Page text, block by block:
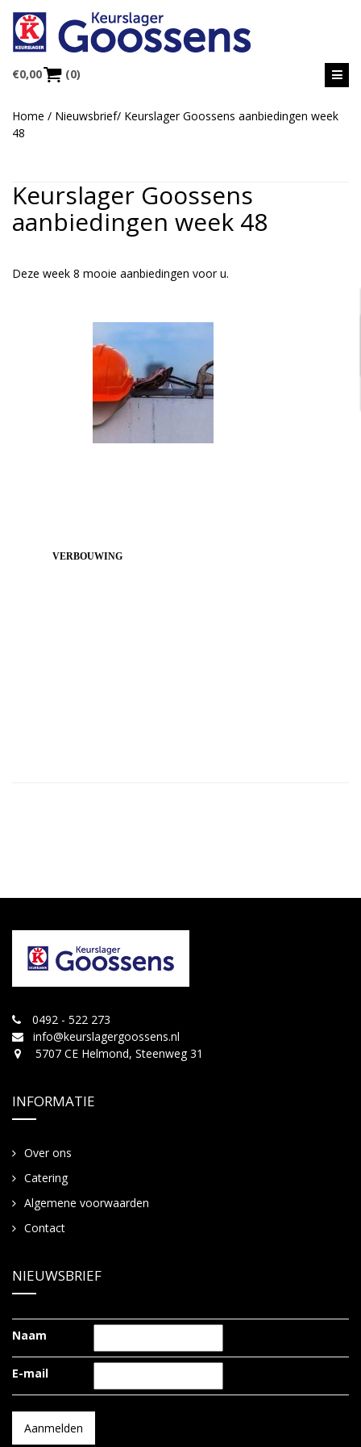
€0,00 (0)
Home / Nieuwsbrief/ Keurslager Goossens aanbiedingen week
48
Keurslager Goossens
aanbiedingen week 48
Deze week 8 mooie aanbiedingen voor u.
VERBOUWING
0492 - 522 273
info@keurslagergoossens.nl
5707 CE Helmond, Steenweg 31
INFORMATIE
Over ons
Catering
Algemene voorwaarden
Contact
NIEUWSBRIEF
Naam
E-mail